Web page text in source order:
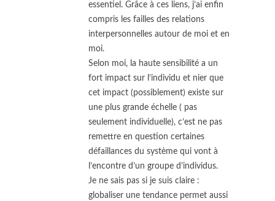
essentiel. Grâce à ces liens, j’ai enfin
compris les failles des relations
interpersonnelles autour de moi et en
moi.
Selon moi, la haute sensibilité a un
fort impact sur l’individu et nier que
cet impact (possiblement) existe sur
une plus grande échelle ( pas
seulement individuelle), c’est ne pas
remettre en question certaines
défaillances du système qui vont à
l’encontre d’un groupe d’individus.
Je ne sais pas si je suis claire :
globaliser une tendance permet aussi